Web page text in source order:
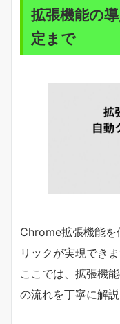
拡張機能の
定まで
Chrome拡張機能を
リックが実現できま
ここでは、拡張機
の流れを丁寧に解説